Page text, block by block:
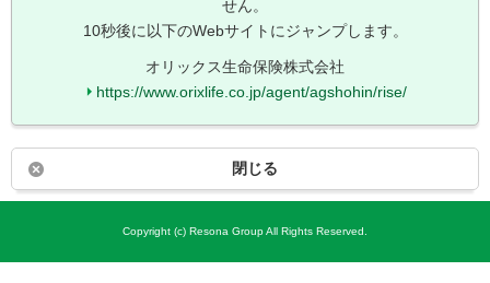
せん。
10秒後に以下のWebサイトにジャンプします。
オリックス生命保険株式会社
https://www.orixlife.co.jp/agent/agshohin/rise/
閉じる
Copyright (c) Resona Group All Rights Reserved.